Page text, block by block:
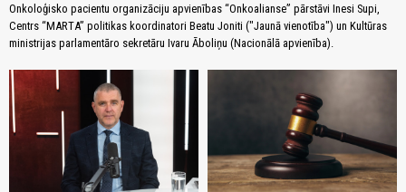
Onkoloģisko pacientu organizāciju apvienības “Onkoalianse” pārstāvi Inesi Supi,
Centrs “MARTA” politikas koordinatori Beatu Joniti ("Jaunā vienotība") un Kultūras
ministrijas parlamentāro sekretāru Ivaru Āboliņu (Nacionālā apvienība).